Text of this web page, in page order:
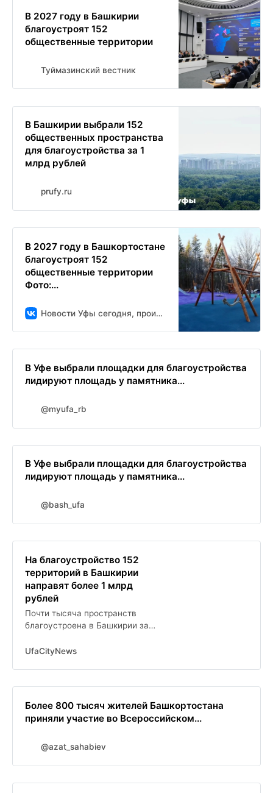
В 2027 году в Башкирии
благоустроят 152
общественные территории
Туймазинский вестник
В Башкирии выбрали 152
общественных пространства
для благоустройства за 1
млрд рублей
prufy.ru
В 2027 году в Башкортостане
благоустроят 152
общественные территории
Фото:...
Новости Уфы сегодня, происшествия, ЧП и ДТП
В Уфе выбрали площадки для благоустройства
лидируют площадь у памятника...
@myufa_rb
В Уфе выбрали площадки для благоустройства
лидируют площадь у памятника...
@bash_ufa
На благоустройство 152
территорий в Башкирии
направят более 1 млрд
рублей
Почти тысяча пространств
благоустроена в Башкирии за
UfaCityNews
Более 800 тысяч жителей Башкортостана
приняли участие во Всероссийском...
@azat_sahabiev